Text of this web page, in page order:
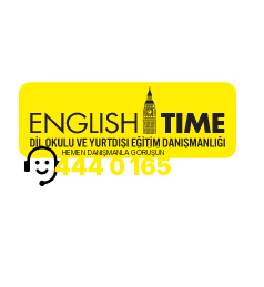
HEMEN DANIŞMANLA GÖRÜŞÜN
444 0 165